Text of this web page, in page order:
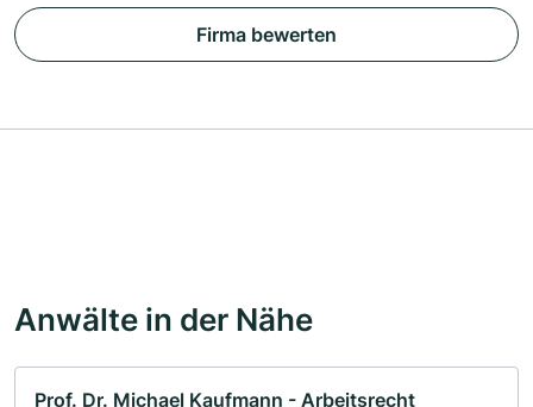
Firma bewerten
Anwälte in der Nähe
Prof. Dr. Michael Kaufmann - Arbeitsrecht